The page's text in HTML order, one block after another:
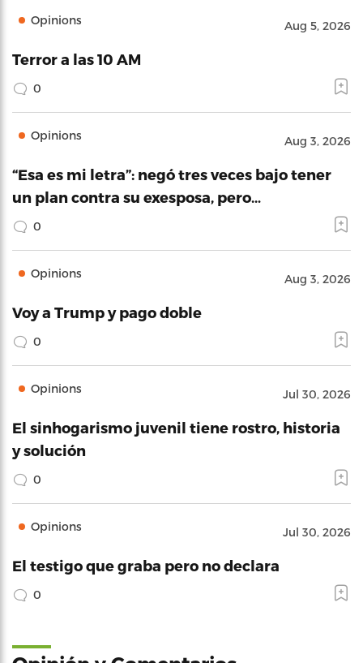
Opinions Aug 5, 2026
Terror a las 10 AM
0
Opinions Aug 3, 2026
“Esa es mi letra”: negó tres veces bajo tener
un plan contra su exesposa, pero…
0
Opinions Aug 3, 2026
Voy a Trump y pago doble
0
Opinions Jul 30, 2026
El sinhogarismo juvenil tiene rostro, historia
y solución
0
Opinions Jul 30, 2026
El testigo que graba pero no declara
0